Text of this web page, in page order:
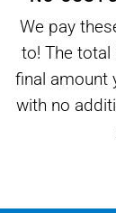
We pay
to! The
final amount
with no